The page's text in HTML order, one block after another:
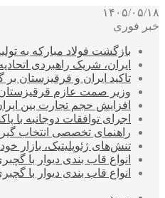
۱۴۰۵/۰۵/۱۸
خبر فوری
بازگشت فولاد مبارکه به
ایران، شریک راهبردی
تاکید ایران و قرقیزستان
وزیر صمت عازم
افزایش حجم تجارت بین ایران و
اجرای توافقات دوجانبه
راهنمای تخصصی انتخاب
تنش‌های ژئوپلیتیک، بازار
انواع قاب بندی دیوار با
انواع قاب بندی دیوار با